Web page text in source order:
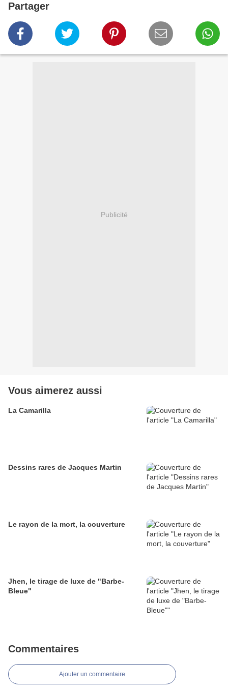
Partager
Publicité
Vous aimerez aussi
La Camarilla
Dessins rares de Jacques Martin
Le rayon de la mort, la couverture
Jhen, le tirage de luxe de "Barbe-
Bleue"
Commentaires
Ajouter un commentaire